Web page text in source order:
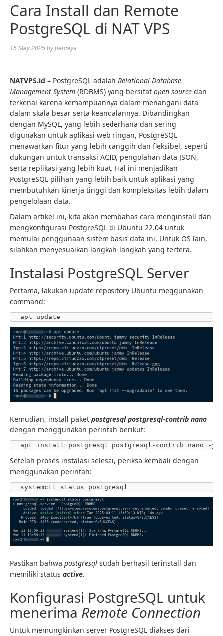
Cara Install dan Remote
PostgreSQL di NAT VPS
15 May 2025bypercaya
NATVPS.id – PostgreSQL adalah Relational Database
Management System (RDBMS) yang bersifat open-source dan
terkenal karena kemampuannya dalam menangani data
dalam skala besar serta keandalannya. Dibandingkan
dengan MySQL, yang lebih sederhana dan sering
digunakan untuk aplikasi web ringan, PostgreSQL
menawarkan fitur yang lebih canggih dan fleksibel, seperti
dukungan untuk transaksi ACID, pengolahan data JSON,
serta replikasi yang lebih kuat. Hal ini menjadikan
PostgreSQL pilihan yang lebih baik untuk aplikasi yang
membutuhkan kinerja tinggi dan kompleksitas lebih dalam
pengelolaan data.
Dalam artikel ini, kita akan membahas cara menginstall dan
mengkonfigurasi PostgreSQL di Ubuntu 22.04 untuk
memulai penggunaan sistem basis data ini. Untuk OS lain,
silahkan menyesuaikan langkah-langkah yang tertera.
Instalasi PostgreSQL Server
Pertama, lakukan update repository Ubuntu meggunakan
command:
apt update
Kemudian, install paket postgresql postgresql-contrib nano
dengan menggunakan perintah berikut:
apt install postgresql postgresql-contrib nano -y
Setelah proses instalasi selesai, periksa kembali dengan
menggunakan perintah:
systemctl status postgresql
Pastikan bahwa postgresql sudah berhasil terinstall dan
memiliki status active.
Konfigurasi PostgreSQL untuk
menerima Remote Connection
Untuk memungkinkan server PostgreSQL diakses dari